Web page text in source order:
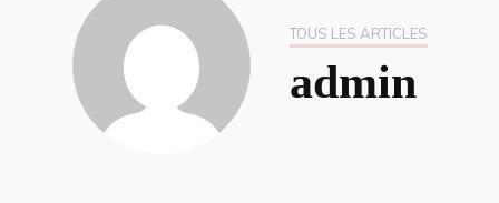
TOUS LES ARTICLES
admin